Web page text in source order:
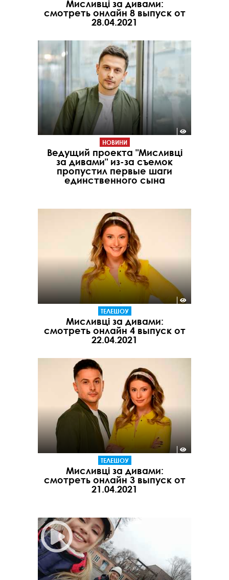
Мисливці за дивами:
смотреть онлайн 8 выпуск от
28.04.2021
НОВИНИ
Ведущий проекта "Мисливці
за дивами" из-за съемок
пропустил первые шаги
единственного сына
ТЕЛЕШОУ
Мисливці за дивами:
смотреть онлайн 4 выпуск от
22.04.2021
ТЕЛЕШОУ
Мисливці за дивами:
смотреть онлайн 3 выпуск от
21.04.2021